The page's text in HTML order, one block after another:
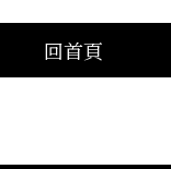
回首頁